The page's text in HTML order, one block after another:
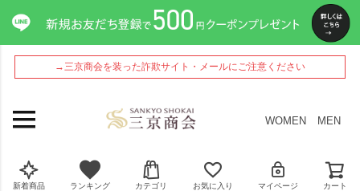
→三京商会を装った詐欺サイト・メールにご注意ください
WOMEN MEN
新着商品 ランキング カテゴリ お気に入り マイページ カート